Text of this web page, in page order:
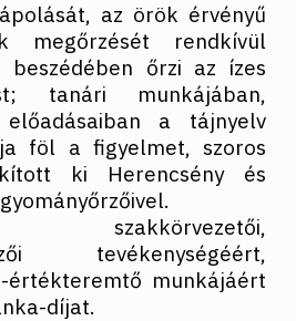
az örök érvényű
megőrzését rendkívül
őrzi az ízes
tanári munkájában,
előadásaiban a tájnyelv
föl a figyelmet, szoros
ki Herencsény és
szakkörvezetői,
tevékenységéért,
értékteremtő munkájáért
díjat.